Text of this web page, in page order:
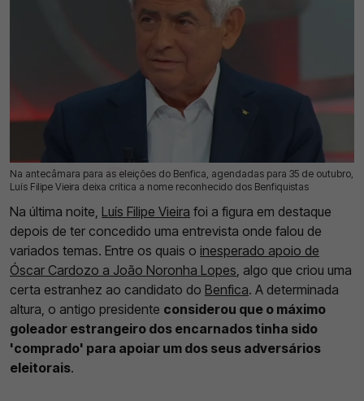
Na antecâmara para as eleições do Benfica, agendadas para 35 de outubro,
Luís Filipe Vieira deixa crítica a nome reconhecido dos Benfiquistas
04 Out 2025 | 09:55 | 0
Na última noite, Luís Filipe Vieira foi a figura em destaque
depois de ter concedido uma entrevista onde falou de
variados temas. Entre os quais o inesperado apoio de
Óscar Cardozo a João Noronha Lopes, algo que criou uma
certa estranhez ao candidato do Benfica. A determinada
altura, o antigo presidente considerou que o máximo
goleador estrangeiro dos encarnados tinha sido
'comprado' para apoiar um dos seus adversários
eleitorais.